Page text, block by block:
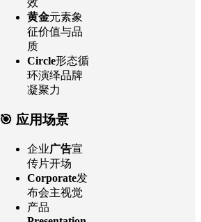
效
黄金元素象
征价值与品
质
Circle形态循
环演绎品牌
凝聚力
🎯 应用场景
企业广告宣
传片开场
Corporate发
布会主视觉
产品